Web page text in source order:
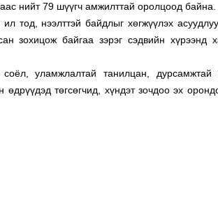
нийт 79 шүүгч амжилттай оролцоод байна.
тод, нээлттэй байдлыг хөгжүүлэх
зохицож байгаа зэрэг сэдвийн хүрээнд
уламжлалтай танилцан, дурсамжтай
төгсөгчид, хүндэт зочдоо эх